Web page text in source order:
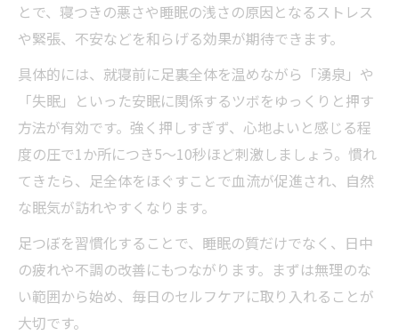
とで、寝つきの悪さや睡眠の浅さの原因となるストレス
や緊張、不安などを和らげる効果が期待できます。
具体的には、就寝前に足裏全体を温めながら「湧泉」や
「失眠」といった安眠に関係するツボをゆっくりと押す
方法が有効です。強く押しすぎず、心地よいと感じる程
度の圧で1か所につき5～10秒ほど刺激しましょう。慣れ
てきたら、足全体をほぐすことで血流が促進され、自然
な眠気が訪れやすくなります。
足つぼを習慣化することで、睡眠の質だけでなく、日中
の疲れや不調の改善にもつながります。まずは無理のな
い範囲から始め、毎日のセルフケアに取り入れることが
大切です。